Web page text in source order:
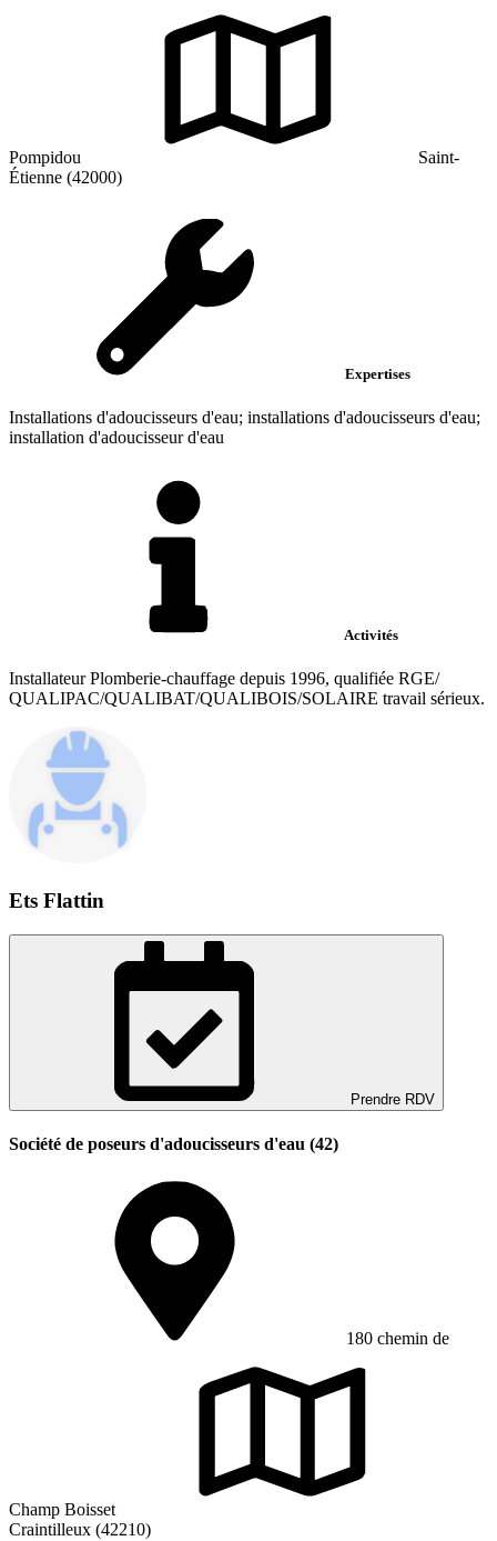
Pompidou
Saint-
Étienne (42000)
Expertises
Installations d'adoucisseurs d'eau; installations d'adoucisseurs d'eau;
installation d'adoucisseur d'eau
Activités
Installateur Plomberie-chauffage depuis 1996, qualifiée RGE/
QUALIPAC/QUALIBAT/QUALIBOIS/SOLAIRE travail sérieux.
Ets Flattin
Prendre RDV
Société de poseurs d'adoucisseurs d'eau (42)
180 chemin de
Champ Boisset
Craintilleux (42210)